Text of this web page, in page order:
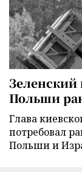
Зеленский
Польши
Глава
потребовал
Польши и